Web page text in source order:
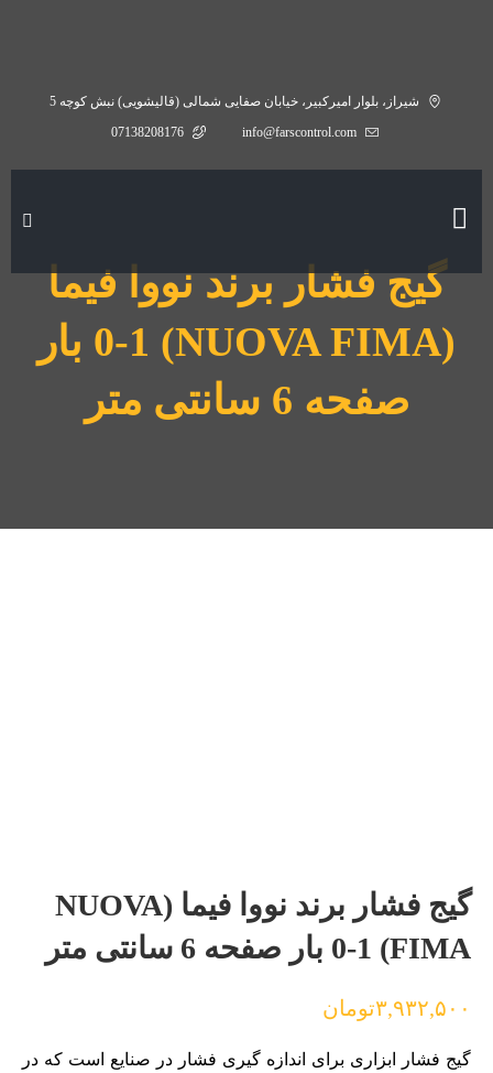
شیراز، بلوار امیرکبیر، خیابان صفایی شمالی (قالیشویی) نبش کوچه 5
info@farscontrol.com
07138208176
گیج فشار برند نووا فیما
(NUOVA FIMA) 0-1 بار
صفحه 6 سانتی متر
گیج فشار برند نووا فیما (NUOVA
FIMA) 0-1 بار صفحه 6 سانتی متر
۳,۹۳۲,۵۰۰تومان
گیج فشار ابزاری برای اندازه گیری فشار در صنایع است که در